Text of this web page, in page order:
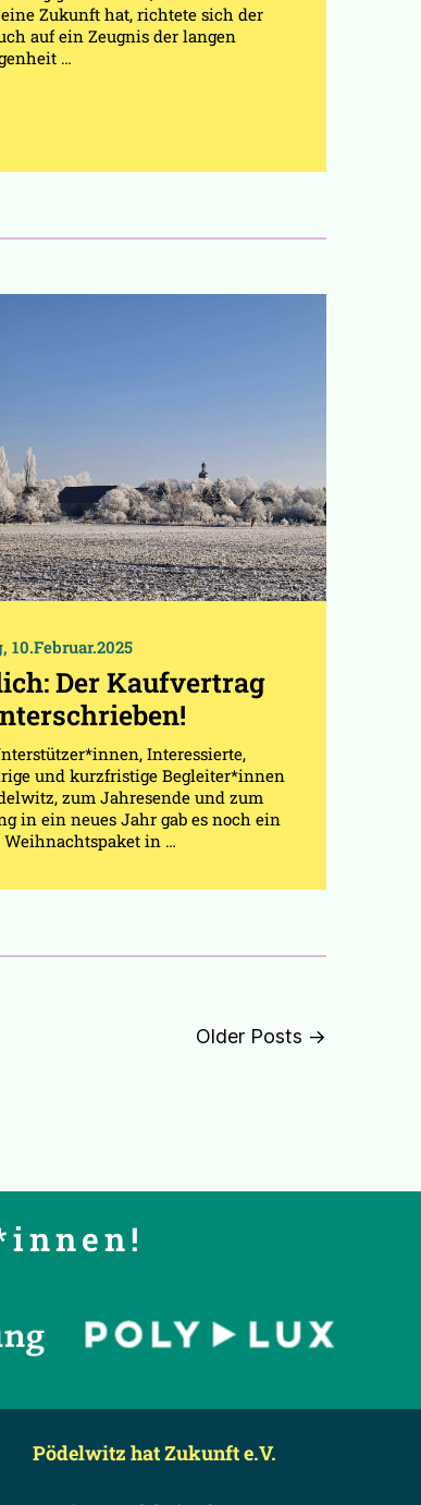
Zukunft hat, richtete sich der
auf ein Zeugnis der langen
…
10.Februar.2025
Der Kaufvertrag
Interessierte,
und kurzfristige Begleiter*innen
zum Jahresende und zum
in ein neues Jahr gab es noch ein
in …
Older Posts →
Pödelwitz hat Zukunft e.V.